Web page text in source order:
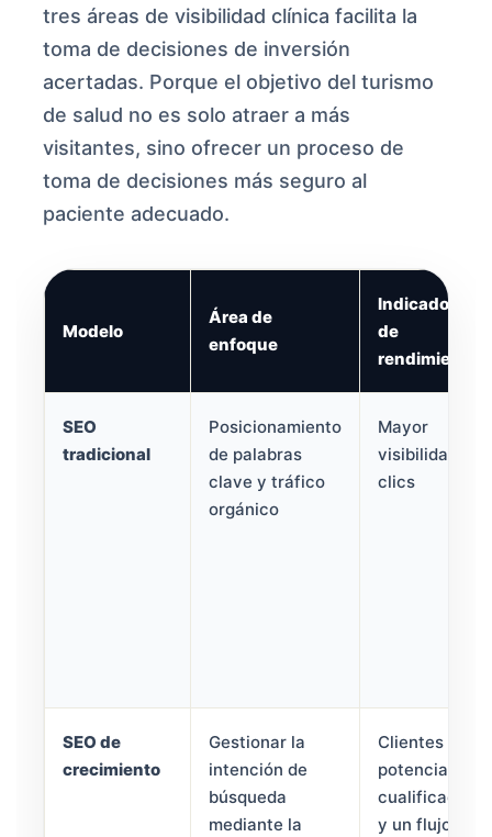
tres áreas de visibilidad clínica facilita la
toma de decisiones de inversión
acertadas. Porque el objetivo del turismo
de salud no es solo atraer a más
visitantes, sino ofrecer un proceso de
toma de decisiones más seguro al
paciente adecuado.
Modelo
Área de
enfoque
Indicador
de
rendimiento
SEO
tradicional
Posicionamiento
de palabras
clave y tráfico
orgánico
Mayor
visibilidad y
clics
SEO de
crecimiento
Gestionar la
intención de
búsqueda
mediante la
Clientes
potenciales
cualificados
y un flujo de